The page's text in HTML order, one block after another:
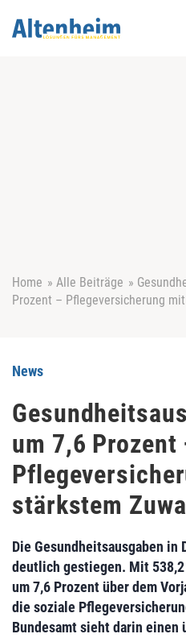
Home » Alle Beiträge »
Prozent – Pflegeversicherung
News
um 7,6 Prozent
stärkstem
Die Gesundheitsausgaben in
deutlich gestiegen. Mit
um 7,6 Prozent über dem
die soziale
Bundesamt sieht darin